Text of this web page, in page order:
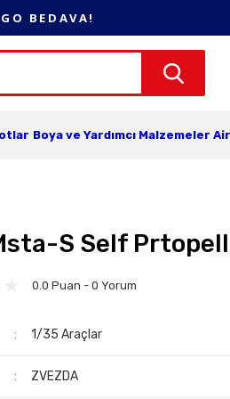
BEDAVA!
Boya ve Yardımcı Malzemeler
S Self
0.0 Puan - 0 Yorum
1/35 Araçlar
ZVEZDA